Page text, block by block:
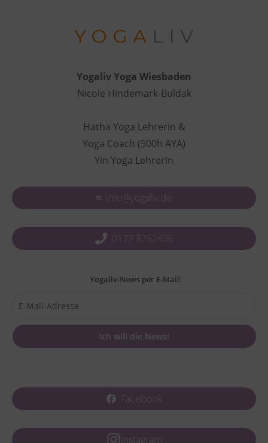
Yogaliv Yoga Wiesbaden
Nicole Hindemark-Buldak
Hatha Yoga Lehrerin &
Yoga Coach (500h AYA)
Yin Yoga Lehrerin
info@yogaliv.de
0177 8752436
Yogaliv-News per E-Mail:
Facebook
Instagram